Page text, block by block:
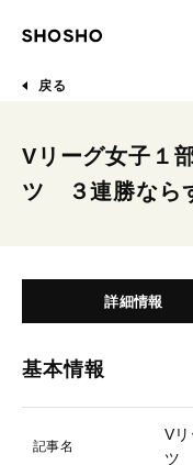
戻る
Vリーグ女子１
ツ ３連勝なら
詳細情報
基本情報
記事名
V
ツ